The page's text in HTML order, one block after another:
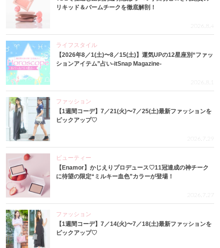
リキッド＆バームチークを徹底解剖！
2026.8.4
ライフスタイル
【2026年8／1(土)〜8／15(土)】運気UPの12星座別“ファッ
ションアイテム”占い-itSnap Magazine-
2026.8.1
ファッション
【1週間コーデ】7／21(火)〜7／25(土)最新ファッションを
ピックアップ♡
2026.7.29
ビューティー
【Enamor】かじえりプロデュース♡11冠達成の神チーク
に待望の限定“ミルキー血色”カラーが登場！
2026.7.27
ファッション
【1週間コーデ】7／14(火)〜7／18(土)最新ファッションを
ピックアップ♡